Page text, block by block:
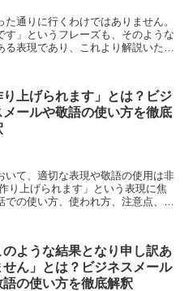
通りに行くわけではありません。
す」というフレーズも、そのような
表現であり、これより解説いたし
り上げられます」とは？ビジ
メールや敬語の使い方を徹底
いて、適切な表現や敬語の使用は非
り上げられます」という表現に焦
での使い方、使われ方、注意点、例
のような結果となり申し訳あ
せん」とは？ビジネスメール
語の使い方を徹底解釈